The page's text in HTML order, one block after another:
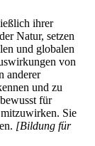
ihrer
Natur, setzen
und globalen
von
anderer
und zu
für
Sie
[Bildung für